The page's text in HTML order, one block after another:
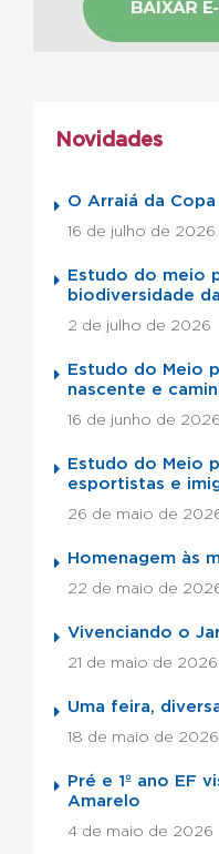
Novidades
O Arraiá da
16 de julho de 2026
Estudo do meio
biodiversidade
2 de julho de 2026
Estudo do Meio
nascente e
16 de junho de 2026
Estudo do Meio
esportistas e
26 de maio de
Homenagem às
22 de maio de
Vivenciando o
21 de maio de 2026
Uma feira,
18 de maio de 2026
Pré e 1º ano EF
Amarelo
4 de maio de 2026